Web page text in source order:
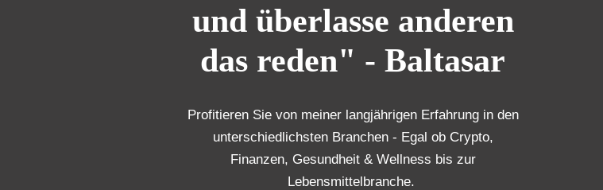
und überlasse anderen
das reden" - Baltasar
Profitieren Sie von meiner langjährigen Erfahrung in den
unterschiedlichsten Branchen - Egal ob Crypto,
Finanzen, Gesundheit & Wellness bis zur
Lebensmittelbranche.